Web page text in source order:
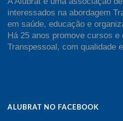
interessados na abordagem
em saúde, educação e
Há 25 anos promove cursos e
Transpessoal, com qualidade
ALUBRAT NO FACEBOOK